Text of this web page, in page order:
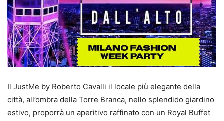
Il JustMe by Roberto Cavalli il locale più elegante della
città, all’ombra della Torre Branca, nello splendido giardino
estivo, proporrà un aperitivo raffinato con un Royal Buffet